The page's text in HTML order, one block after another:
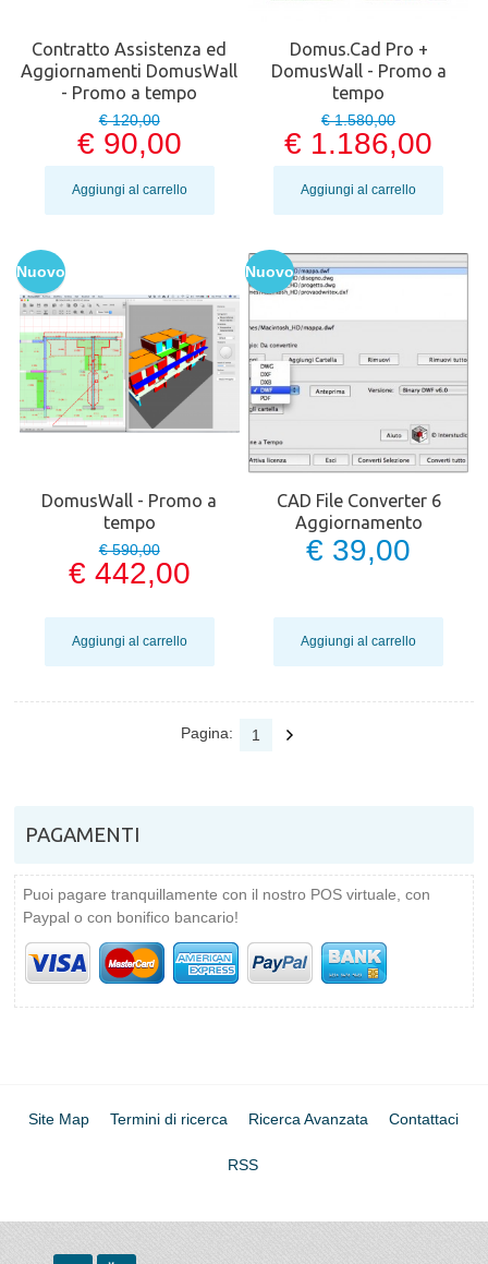
Contratto Assistenza ed
Aggiornamenti DomusWall
- Promo a tempo
€ 120,00
€ 90,00
Aggiungi al carrello
Domus.Cad Pro +
DomusWall - Promo a
tempo
€ 1.580,00
€ 1.186,00
Aggiungi al carrello
Nuovo
DomusWall - Promo a
tempo
€ 590,00
€ 442,00
Aggiungi al carrello
Nuovo
CAD File Converter 6
Aggiornamento
€ 39,00
Aggiungi al carrello
Pagina: 1
PAGAMENTI
Puoi pagare tranquillamente con il nostro POS virtuale, con
Paypal o con bonifico bancario!
Site Map Termini di ricerca Ricerca Avanzata Contattaci
RSS